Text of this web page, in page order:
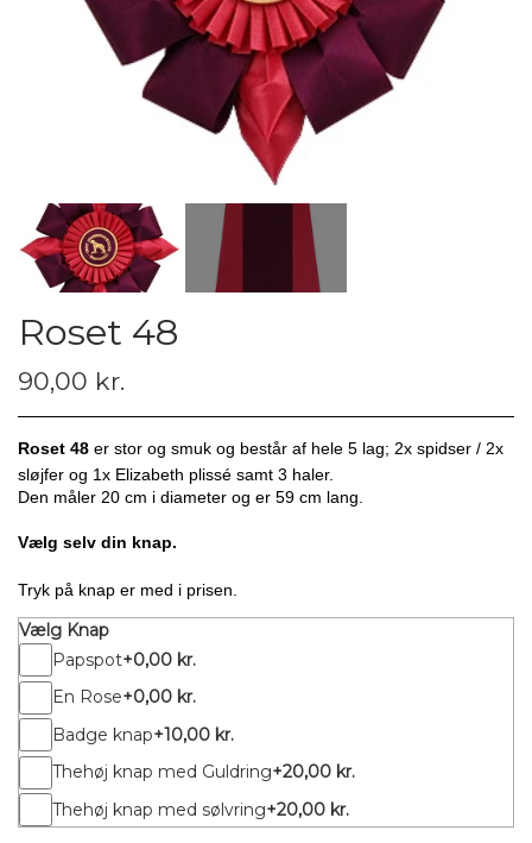
Roset 48
90,00 kr.
Roset 48 er stor og smuk og består af hele 5 lag; 2x spidser / 2x
sløjfer og 1x Elizabeth plissé samt 3 haler.
Den måler 20 cm i diameter og er 59 cm lang.
Vælg selv din knap.
Tryk på knap er med i prisen.
Vælg Knap
Papspot+0,00 kr.
En Rose+0,00 kr.
Badge knap+10,00 kr.
Thehøj knap med Guldring+20,00 kr.
Thehøj knap med sølvring+20,00 kr.